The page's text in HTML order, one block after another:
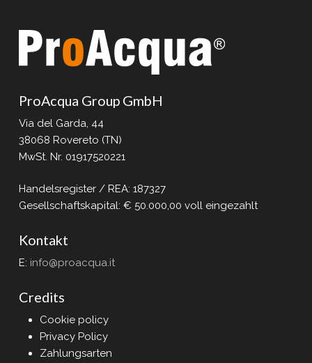
ProAcqua Group GmbH
Via del Garda, 44
38068 Rovereto (TN)
MwSt. Nr. 01917520221
Handelsregister / REA: 187327
Gesellschaftskapital: € 50.000,00 voll eingezahlt
Kontakt
E: info@proacqua.it
Credits
Cookie policy
Privacy Policy
Zahlungsarten